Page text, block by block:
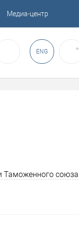
Медиа-центр
ENG ✚
Таможенного союза